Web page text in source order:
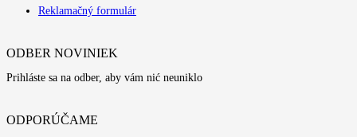
Reklamačný formulár
ODBER NOVINIEK
Prihláste sa na odber, aby vám nić neuniklo
ODPORÚČAME